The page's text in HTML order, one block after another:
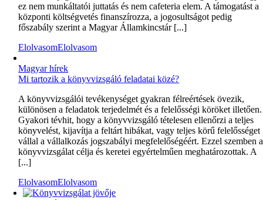
ez nem munkáltatói juttatás és nem cafeteria elem. A támogatást a
központi költségvetés finanszírozza, a jogosultságot pedig
főszabály szerint a Magyar Államkincstár [...]
ElolvasomElolvasom
Magyar hírek
Mi tartozik a könyvvizsgáló feladatai közé?
A könyvvizsgálói tevékenységet gyakran félreértések övezik,
különösen a feladatok terjedelmét és a felelősségi köröket illetően.
Gyakori tévhit, hogy a könyvvizsgáló tételesen ellenőrzi a teljes
könyvelést, kijavítja a feltárt hibákat, vagy teljes körű felelősséget
vállal a vállalkozás jogszabályi megfelelőségéért. Ezzel szemben a
könyvvizsgálat célja és keretei egyértelműen meghatározottak. A
[...]
ElolvasomElolvasom